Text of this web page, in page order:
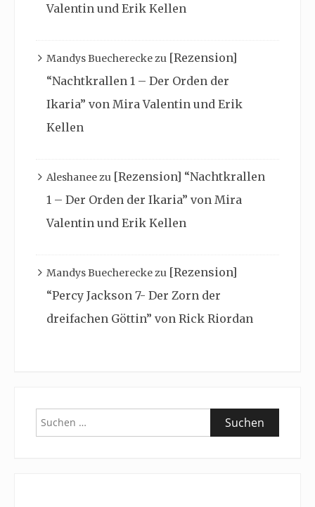
Valentin und Erik Kellen
Mandys Buechereckezu [Rezension]
“Nachtkrallen 1 – Der Orden der
Ikaria” von Mira Valentin und Erik
Kellen
Aleshaneezu [Rezension] “Nachtkrallen
1 – Der Orden der Ikaria” von Mira
Valentin und Erik Kellen
Mandys Buechereckezu [Rezension]
“Percy Jackson 7- Der Zorn der
dreifachen Göttin” von Rick Riordan
Suchen
nach: